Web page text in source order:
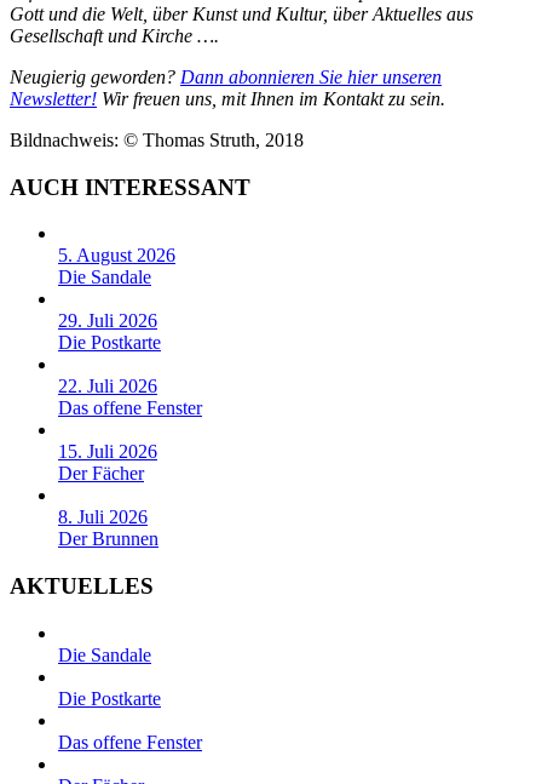
Gott und die Welt, über Kunst und Kultur, über Aktuelles aus
Gesellschaft und Kirche ….
Neugierig geworden? Dann abonnieren Sie hier unseren
Newsletter! Wir freuen uns, mit Ihnen im Kontakt zu sein.
Bildnachweis: © Thomas Struth, 2018
AUCH INTERESSANT
5. August 2026
Die Sandale
29. Juli 2026
Die Postkarte
22. Juli 2026
Das offene Fenster
15. Juli 2026
Der Fächer
8. Juli 2026
Der Brunnen
AKTUELLES
Die Sandale
Die Postkarte
Das offene Fenster